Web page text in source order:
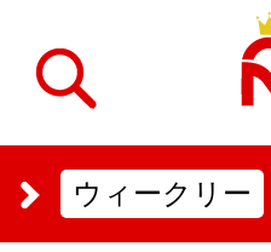
ウィークリー